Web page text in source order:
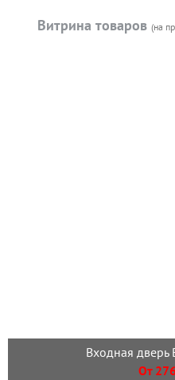
Витрина товаров (на
Входная
От